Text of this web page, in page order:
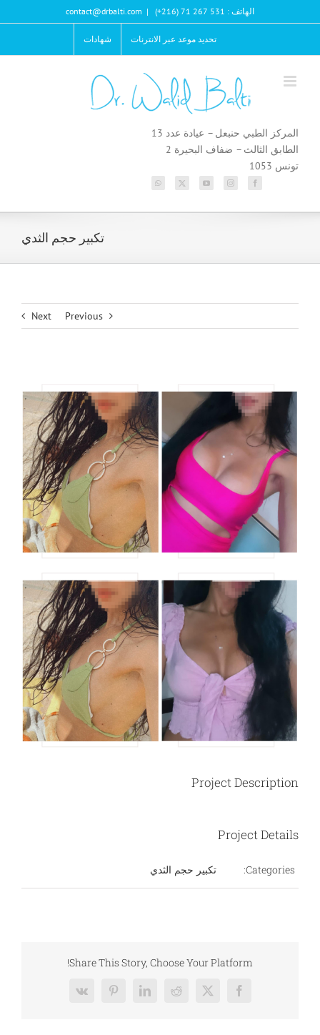
to
الهاتف : 531 267 71 (216+) |
contact@drbalti.com
تحديد موعد عبر الانترنات شهادات
المركز الطبي حنبعل – عيادة عدد 13
الطابق الثالث – ضفاف البحيرة 2
تونس 1053
تكبير حجم الثدي
Previous
Next
Larger
Image
Project Description
Project Details
Categories: تكبير حجم الثدي
Share This Story, Choose Your Platform!
Facebook
X
Reddit
LinkedIn
Pinterest
Vk